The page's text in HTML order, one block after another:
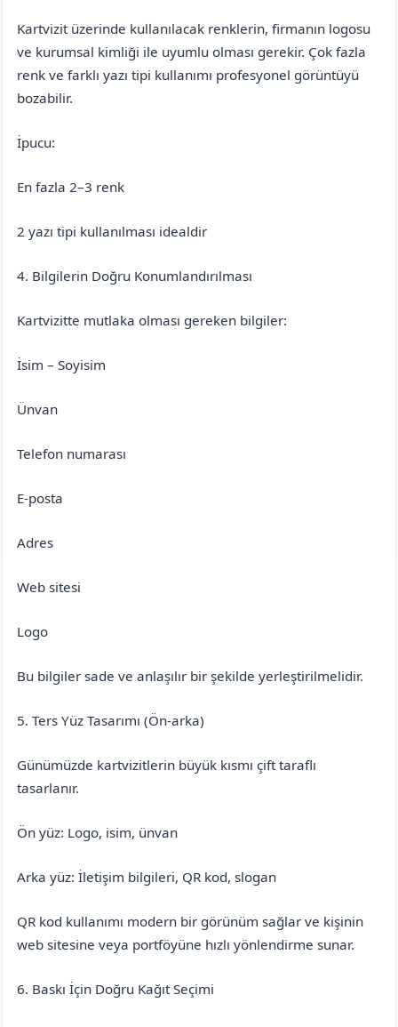
Kartvizit üzerinde kullanılacak renklerin, firmanın logosu
ve kurumsal kimliği ile uyumlu olması gerekir. Çok fazla
renk ve farklı yazı tipi kullanımı profesyonel görüntüyü
bozabilir.
İpucu:
En fazla 2–3 renk
2 yazı tipi kullanılması idealdir
4. Bilgilerin Doğru Konumlandırılması
Kartvizitte mutlaka olması gereken bilgiler:
İsim – Soyisim
Ünvan
Telefon numarası
E-posta
Adres
Web sitesi
Logo
Bu bilgiler sade ve anlaşılır bir şekilde yerleştirilmelidir.
5. Ters Yüz Tasarımı (Ön-arka)
Günümüzde kartvizitlerin büyük kısmı çift taraflı
tasarlanır.
Ön yüz: Logo, isim, ünvan
Arka yüz: İletişim bilgileri, QR kod, slogan
QR kod kullanımı modern bir görünüm sağlar ve kişinin
web sitesine veya portföyüne hızlı yönlendirme sunar.
6. Baskı İçin Doğru Kağıt Seçimi